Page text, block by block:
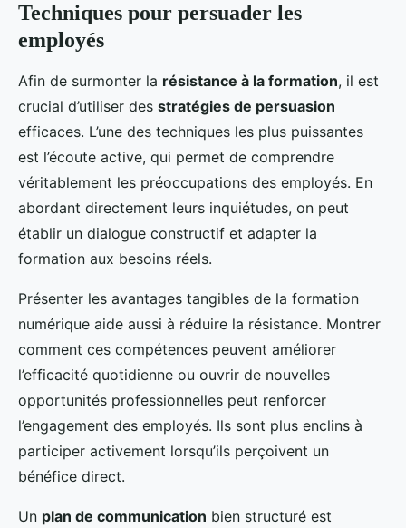
Techniques pour persuader les
employés
Afin de surmonter la résistance à la formation, il est
crucial d’utiliser des stratégies de persuasion
efficaces. L’une des techniques les plus puissantes
est l’écoute active, qui permet de comprendre
véritablement les préoccupations des employés. En
abordant directement leurs inquiétudes, on peut
établir un dialogue constructif et adapter la
formation aux besoins réels.
Présenter les avantages tangibles de la formation
numérique aide aussi à réduire la résistance. Montrer
comment ces compétences peuvent améliorer
l’efficacité quotidienne ou ouvrir de nouvelles
opportunités professionnelles peut renforcer
l’engagement des employés. Ils sont plus enclins à
participer activement lorsqu’ils perçoivent un
bénéfice direct.
Un plan de communication bien structuré est